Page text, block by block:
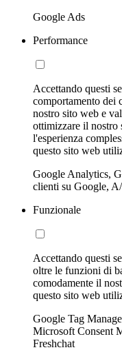
Google Ads
Performance
Accettando questi
comportamento dei
nostro sito web e
ottimizzare il nostro
l'esperienza
questo sito web
Google Analytics,
clienti su Google,
Funzionale
Accettando questi
oltre le funzioni di
comodamente il
questo sito web
Google Tag
Microsoft Consent
Freshchat